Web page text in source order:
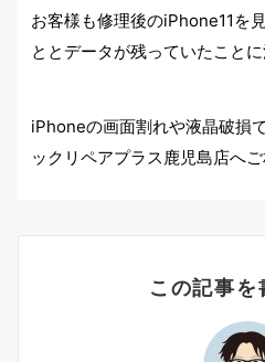
お客様も修理後のiPhone11を
ととデータが残っていたこと
iPhoneの画面割れや液晶破損
ックリペアプラス鹿児島店へご
この記事を